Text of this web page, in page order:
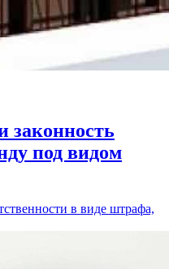
законность
под видом
в виде штрафа,